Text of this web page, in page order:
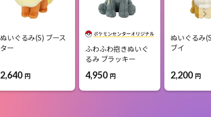
ぬいぐるみ(S) ブース
ター
2,640 円
ふわふわ抱きぬいぐ
るみ ブラッキー
4,950 円
ぬいぐるみ
ブイ
2,200 円